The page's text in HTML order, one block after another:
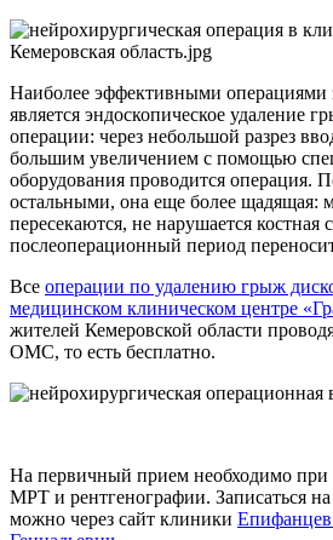
Наиболее эффективными операциями
является эндоскопическое удаление
операции: через небольшой разрез
большим увеличением с помощью
оборудования проводится операция.
остальными, она еще более
пересекаются, не нарушается костная
послеоперационный период
Все операции по удалению грыж
медицинском клиническом центре
жителей Кемеровской области
ОМС, то есть бесплатно.
На первичный прием необходимо при
МРТ и рентгенографии. Записаться
можно через сайт клиники